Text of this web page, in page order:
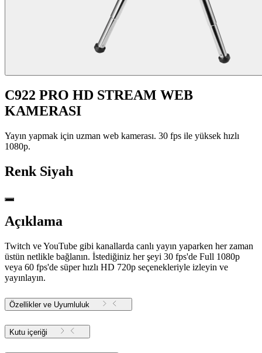
C922 PRO HD STREAM WEB
KAMERASI
Yayın yapmak için uzman web kamerası. 30 fps ile yüksek hızlı
1080p.
Renk Siyah
Açıklama
Twitch ve YouTube gibi kanallarda canlı yayın yaparken her zaman
üstün netlikle bağlanın. İstediğiniz her şeyi 30 fps'de Full 1080p
veya 60 fps'de süper hızlı HD 720p seçenekleriyle izleyin ve
yayınlayın.
Özellikler ve Uyumluluk
Kutu içeriği